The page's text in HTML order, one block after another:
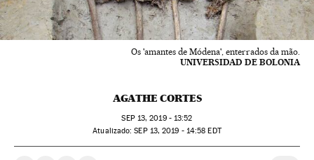
Os 'amantes de Módena', enterrados da mão.
UNIVERSIDAD DE BOLONIA
AGATHE CORTES
SEP13, 2019 - 13:52
atualizado: SEP13, 2019 - 14:58 EDT